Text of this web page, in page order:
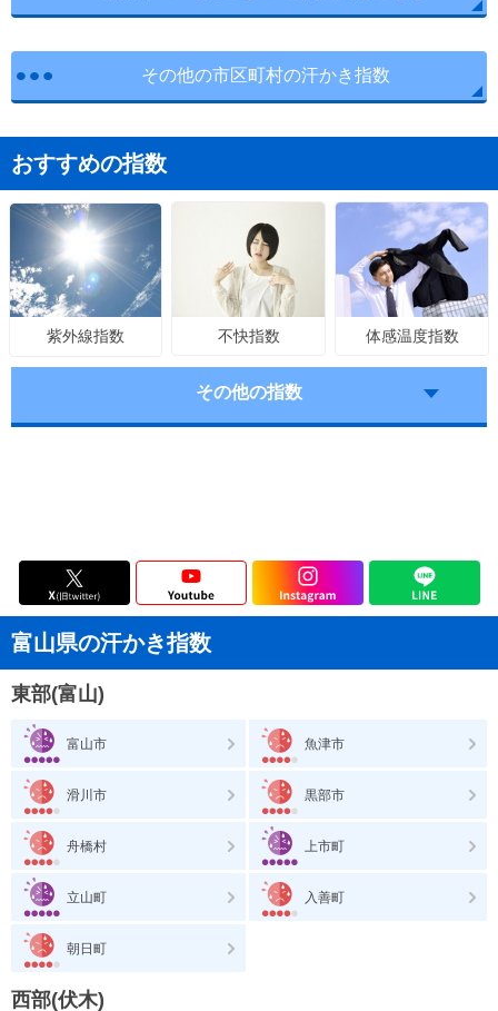
その他の市区町村の汗かき指数
おすすめの指数
紫外線指数 不快指数 体感温度指数
その他の指数
富山県の汗かき指数
東部(富山)
富山市 魚津市
滑川市 黒部市
舟橋村 上市町
立山町 入善町
朝日町
西部(伏木)